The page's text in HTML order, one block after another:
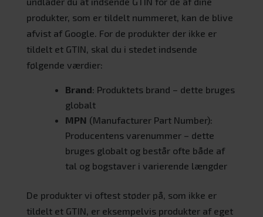
produkter, som er tildelt nummeret, kan de blive
afvist af Google. For de produkter der ikke er
tildelt et GTIN, skal du i stedet indsende
følgende værdier:
Brand: Produktets brand – dette bruges
globalt
MPN (Manufacturer Part Number):
Producentens varenummer – dette
bruges globalt og består ofte både af
tal og bogstaver i varierende længder
De produkter vi oftest støder på, som ikke er
tildelt et GTIN, er eksempelvis produkter af eget